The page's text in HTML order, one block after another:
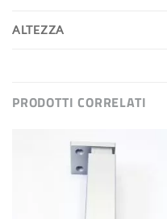
ALTEZZA
PRODOTTI CORRELATI